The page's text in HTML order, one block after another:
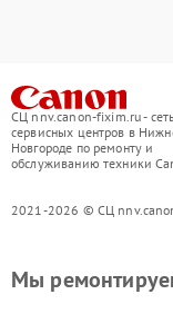
СЦ nnv.canon-fixim.ru - сеть
сервисных центров в
Новгороде по ремонту и
обслуживанию техники
2021-2026 © СЦ
Мы